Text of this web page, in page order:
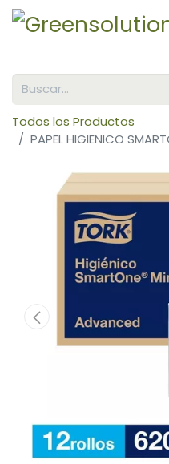
Todos los Productos
PAPEL HIGIENICO